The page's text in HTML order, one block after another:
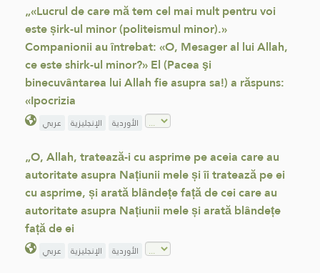
„«Lucrul de care mă tem cel mai mult pentru voi
este șirk-ul minor (politeismul minor).»
Companionii au întrebat: «O, Mesager al lui Allah,
ce este shirk-ul minor?» El (Pacea şi
binecuvântarea lui Allah fie asupra sa!) a răspuns:
«Ipocrizia
عربي الإنجليزية الأوردية
„O, Allah, tratează-i cu asprime pe aceia care au
autoritate asupra Națiunii mele și îi tratează pe ei
cu asprime, și arată blândețe față de cei care au
autoritate asupra Națiunii mele și arată blândețe
față de ei
عربي الإنجليزية الأوردية